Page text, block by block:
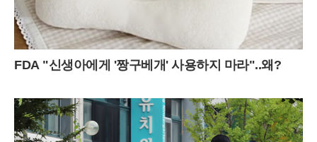
FDA "신생아에게 '짱구베개' 사용하지 마라"..왜?